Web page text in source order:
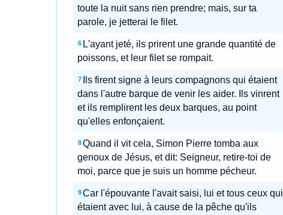
toute la nuit sans rien prendre; mais, sur ta
parole, je jetterai le filet.
6 L'ayant jeté, ils prirent une grande quantité de
poissons, et leur filet se rompait.
7
Ils firent signe à leurs compagnons qui étaient
dans l'autre barque de venir les aider. Ils vinrent
et ils remplirent les deux barques, au point
qu'elles enfonçaient.
8 Quand il vit cela, Simon Pierre tomba aux
genoux de Jésus, et dit: Seigneur, retire-toi de
moi, parce que je suis un homme pécheur.
9 Car l'épouvante l'avait saisi, lui et tous ceux qui
étaient avec lui, à cause de la pêche qu'ils